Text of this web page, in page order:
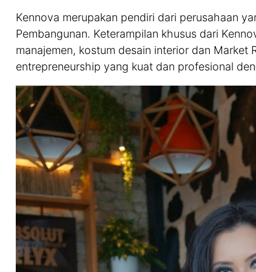
Kennova merupakan pendiri dari perusahaan
Pembangunan. Keterampilan khusus dari
manajemen, kostum desain interior dan Market
entrepreneurship yang kuat dan profesional